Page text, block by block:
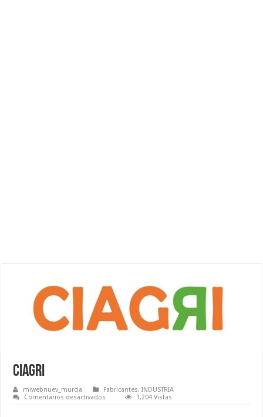
Ciagri
miwebnuev_murcia Fabricantes,INDUSTRIA
Comentarios desactivados
1,204 Vistas